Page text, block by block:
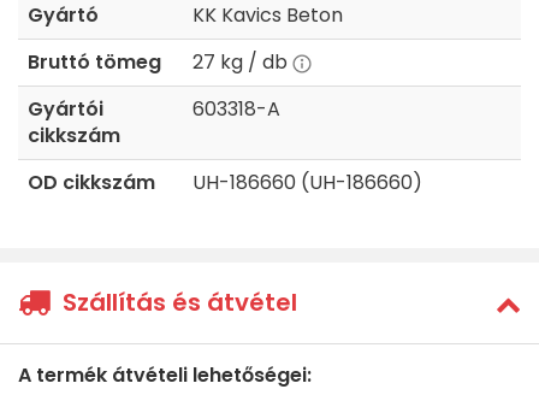
Gyártó
KK Kavics Beton
Bruttó tömeg
27 kg / db
Gyártói
cikkszám
603318-A
OD cikkszám UH-186660 (UH-186660)
Szállítás és átvétel
A termék átvételi lehetőségei: